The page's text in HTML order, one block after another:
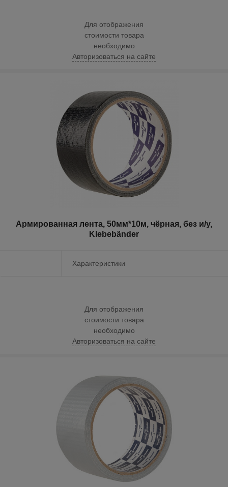
Для отображения
стоимости товара
необходимо
Авторизоваться на сайте
Армированная лента, 50мм*10м, чёрная, без и/у,
Klebebänder
Характеристики
Для отображения
стоимости товара
необходимо
Авторизоваться на сайте